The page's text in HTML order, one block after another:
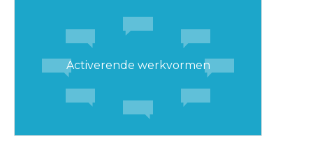
Activerende werkvormen